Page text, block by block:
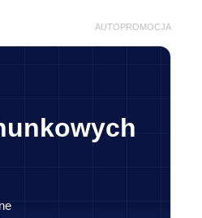
AUTOPROMOCJA